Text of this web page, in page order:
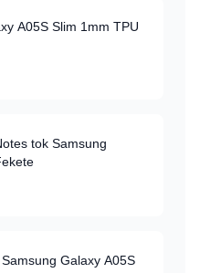
A05S Slim 1mm TPU
tok Samsung
Galaxy A05S